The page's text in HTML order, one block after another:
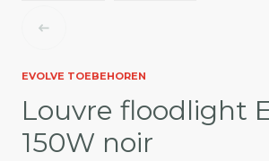
EVOLVE TOEBEHOREN
Louvre floodlight
150W noir